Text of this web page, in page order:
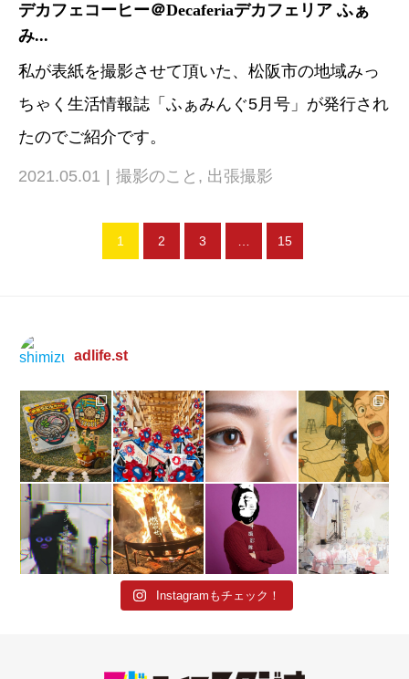
デカフェコーヒー＠Decaferiaデカフェリア ふぁ
み...
私が表紙を撮影させて頂いた、松阪市の地域みっ
ちゃく生活情報誌「ふぁみんぐ5月号」が発行され
たのでご紹介です。
2021.05.01 撮影のこと , 出張撮影
1 2 3 … 15
adlife.st
Instagramもチェック！